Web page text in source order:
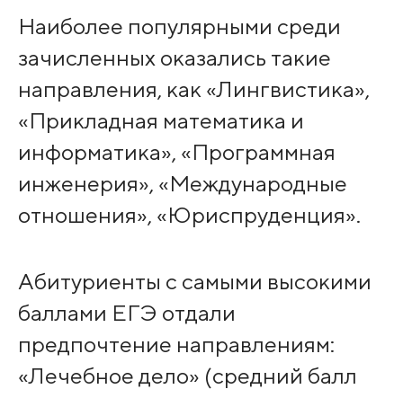
Наиболее популярными среди
зачисленных оказались такие
направления, как «Лингвистика»,
«Прикладная математика и
информатика», «Программная
инженерия», «Международные
отношения», «Юриспруденция».
Абитуриенты с самыми высокими
баллами ЕГЭ отдали
предпочтение направлениям:
«Лечебное дело» (средний балл